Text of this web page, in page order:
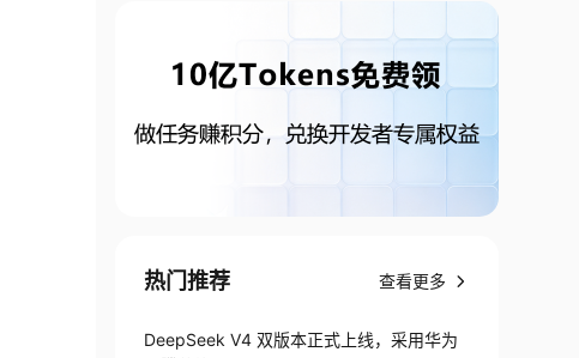
热门推荐 查看更多
DeepSeek V4 双版本正式上线，采用华为